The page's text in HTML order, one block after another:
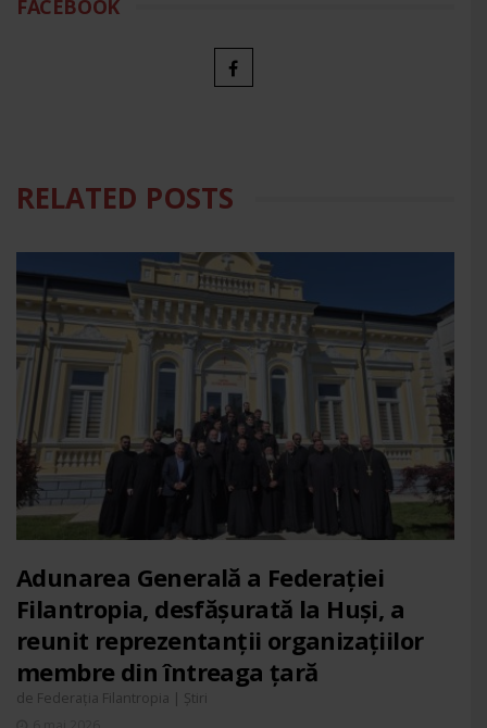
FACEBOOK
RELATED POSTS
Adunarea Generală a Federației
Filantropia, desfășurată la Huși, a
reunit reprezentanții organizațiilor
membre din întreaga țară
de Federația Filantropia | Știri